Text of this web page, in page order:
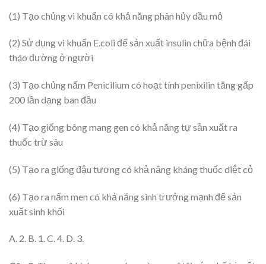
(1) Tạo chủng vi khuẩn có khả năng phân hủy dầu mỏ
(2) Sử dụng vi khuẩn E.coli để sản xuất insulin chữa bệnh đái
tháo đường ở người
(3) Tạo chủng nấm Penicilium có hoạt tính penixilin tăng gấp
200 lần dạng ban đầu
(4) Tạo giống bông mang gen có khả năng tự sản xuất ra
thuốc trừ sâu
(5) Tạo ra giống đậu tương có khả năng kháng thuốc diệt cỏ
(6) Tạo ra nấm men có khả năng sinh trưởng mạnh để sản
xuất sinh khối
A. 2. B. 1. C. 4. D. 3.